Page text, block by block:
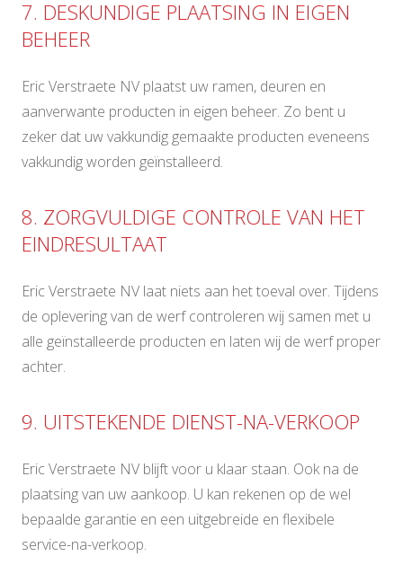
7. DESKUNDIGE PLAATSING IN EIGEN
BEHEER
Eric Verstraete NV plaatst uw ramen, deuren en
aanverwante producten in eigen beheer. Zo bent u
zeker dat uw vakkundig gemaakte producten eveneens
vakkundig worden geïnstalleerd.
8. ZORGVULDIGE CONTROLE VAN HET
EINDRESULTAAT
Eric Verstraete NV laat niets aan het toeval over. Tijdens
de oplevering van de werf controleren wij samen met u
alle geïnstalleerde producten en laten wij de werf proper
achter.
9. UITSTEKENDE DIENST-NA-VERKOOP
Eric Verstraete NV blijft voor u klaar staan. Ook na de
plaatsing van uw aankoop. U kan rekenen op de wel
bepaalde garantie en een uitgebreide en flexibele
service-na-verkoop.